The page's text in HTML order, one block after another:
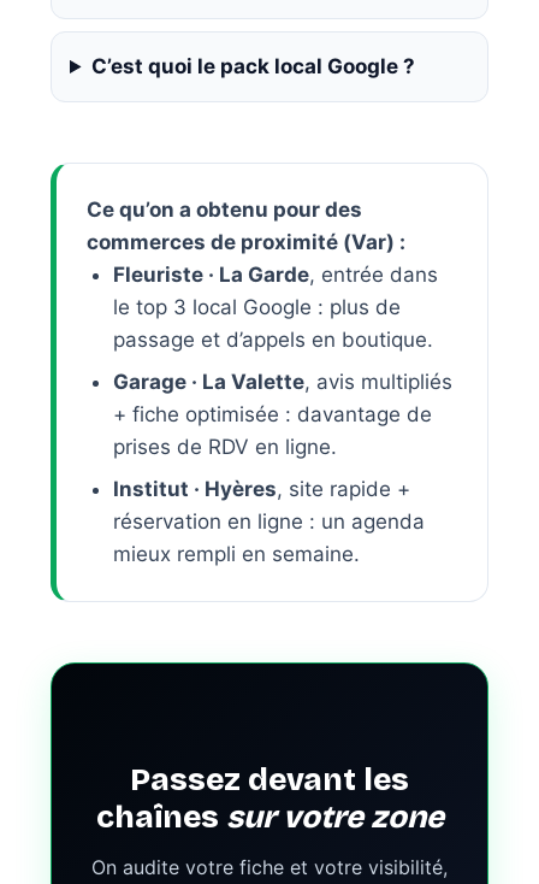
C’est quoi le pack local Google ?
Ce qu’on a obtenu pour des
commerces de proximité (Var) :
Fleuriste · La Garde, entrée dans
le top 3 local Google : plus de
passage et d’appels en boutique.
Garage · La Valette, avis multipliés
+ fiche optimisée : davantage de
prises de RDV en ligne.
Institut · Hyères, site rapide +
réservation en ligne : un agenda
mieux rempli en semaine.
Passez devant les
chaînes sur votre zone
On audite votre fiche et votre visibilité,